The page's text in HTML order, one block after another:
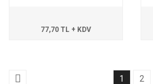
77,70 TL + KDV
1 2